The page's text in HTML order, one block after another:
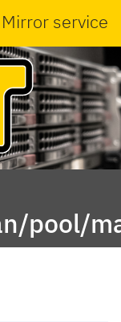
Mirror service
pool/